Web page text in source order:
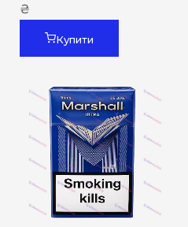
₴
Купити